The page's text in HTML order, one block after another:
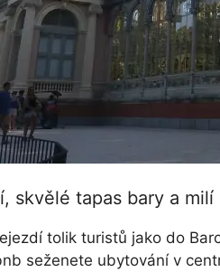
skvělé tapas bary a milí
tolik turistů jako do
seženete ubytování v